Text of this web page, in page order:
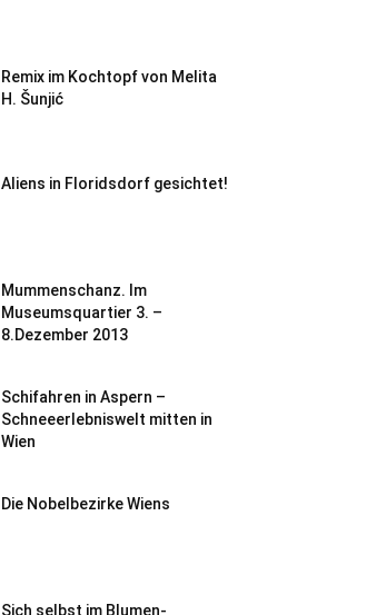
Remix im Kochtopf von Melita
H. Šunjić
Aliens in Floridsdorf gesichtet!
Mummenschanz. Im
Museumsquartier 3. –
8.Dezember 2013
Schifahren in Aspern –
Schneeerlebniswelt mitten in
Wien
Die Nobelbezirke Wiens
Sich selbst im Blumen-